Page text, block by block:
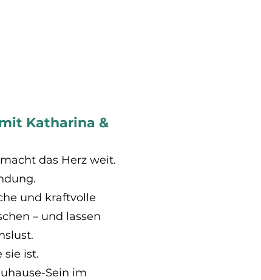
Katharina &
das Herz weit.
und kraftvolle
– und lassen
sie ist.
Sein im